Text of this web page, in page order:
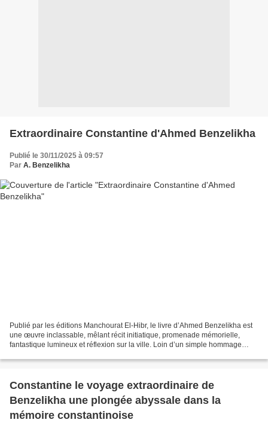
Extraordinaire Constantine d'Ahmed Benzelikha
Publié le 30/11/2025 à 09:57
Par A. Benzelikha
Publié par les éditions Manchourat El-Hibr, le livre d’Ahmed Benzelikha est
une œuvre inclassable, mêlant récit initiatique, promenade mémorielle,
fantastique lumineux et réflexion sur la ville. Loin d’un simple hommage
Constantine le voyage extraordinaire de
Benzelikha une plongée abyssale dans la
mémoire constantinoise